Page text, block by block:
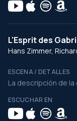
L'Esprit des
Hans Zimmer,
ESCENA / DETALLES
La descripción de
ESCUCHAR EN